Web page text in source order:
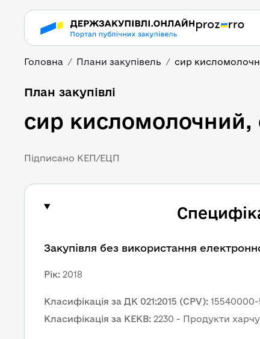
Головна Плани закупівель сир
План закупівлі
сир кисломолочний,
Підписано КЕП/ЕЦП
Закупівля без використання
Рік: 2018
Класифікація за ДК 021:2015 (CPV):
Класифікація за КЕКВ: 2230 - Продукти